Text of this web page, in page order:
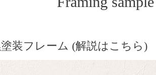
装フレーム (解説はこちら)